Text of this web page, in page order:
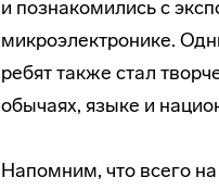
и познакомились с
микроэлектронике.
ребят также стал
обычаях, языке и
Напомним, что всего